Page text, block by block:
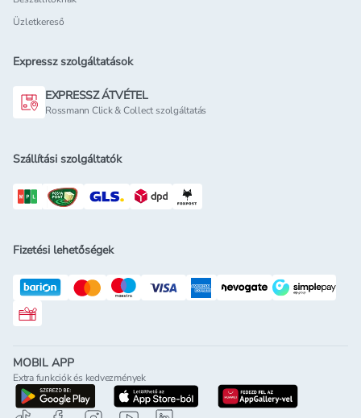
Üzletkereső
Expressz szolgáltatások
EXPRESSZ ÁTVÉTEL
Rossmann Click & Collect szolgáltatás
Szállítási szolgáltatók
Fizetési lehetőségek
Rossmann ajándékkártya
MOBIL APP
Extra funkciók és kedvezmények
letöltés a google-play-rölletöltés az app-store-ból
letöltés